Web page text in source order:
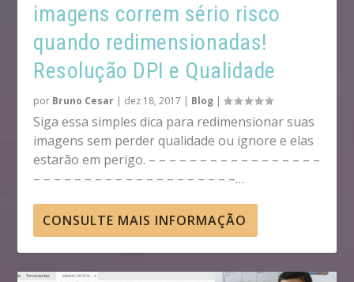
imagens correm sério risco
quando redimensionadas!
Resolução DPI e Qualidade
por Bruno Cesar | dez 18, 2017 | Blog |
Siga essa simples dica para redimensionar suas
imagens sem perder qualidade ou ignore e elas
estarão em perigo. – – – – – – – – – – – – – – – – –
– – – – – – – – – – – – – – – – – – – –…
CONSULTE MAIS INFORMAÇÃO